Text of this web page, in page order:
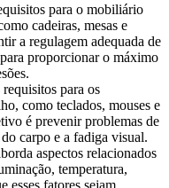
para o mobiliário
cadeiras, mesas e
a regulagem adequada de
proporcionar o máximo
para os
como teclados, mouses e
é prevenir problemas de
carpo e a fadiga visual.
aspectos relacionados
temperatura,
esses fatores sejam